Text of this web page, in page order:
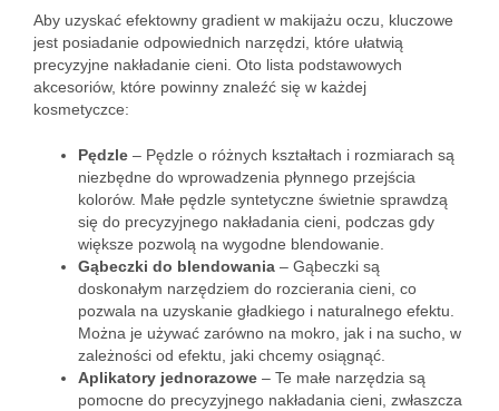
Aby uzyskać efektowny gradient w makijażu oczu, kluczowe
jest posiadanie odpowiednich narzędzi, które ułatwią
precyzyjne nakładanie cieni. Oto lista podstawowych
akcesoriów, które powinny znaleźć się w każdej
kosmetyczce:
Pędzle – Pędzle o różnych kształtach i rozmiarach są
niezbędne do wprowadzenia płynnego przejścia
kolorów. Małe pędzle syntetyczne świetnie sprawdzą
się do precyzyjnego nakładania cieni, podczas gdy
większe pozwolą na wygodne blendowanie.
Gąbeczki do blendowania – Gąbeczki są
doskonałym narzędziem do rozcierania cieni, co
pozwala na uzyskanie gładkiego i naturalnego efektu.
Można je używać zarówno na mokro, jak i na sucho, w
zależności od efektu, jaki chcemy osiągnąć.
Aplikatory jednorazowe – Te małe narzędzia są
pomocne do precyzyjnego nakładania cieni, zwłaszcza